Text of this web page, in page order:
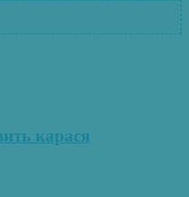
карася